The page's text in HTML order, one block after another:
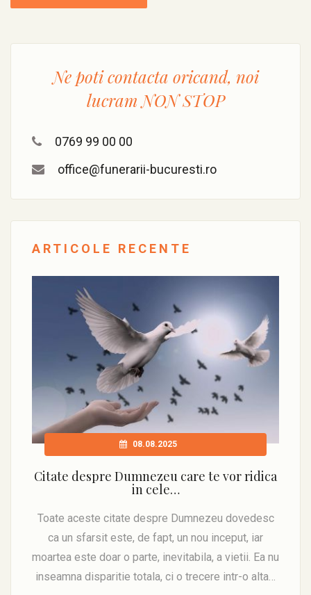
Ne poti contacta oricand, noi
lucramNON STOP
0769 99 00 00
office@funerarii-bucuresti.ro
ARTICOLE RECENTE
08.08.2025
Citate despre Dumnezeu care te vor ridica
in cele…
Toate aceste citate despre Dumnezeu dovedesc
ca un sfarsit este, de fapt, un nou inceput, iar
moartea este doar o parte, inevitabila, a vietii. Ea nu
inseamna disparitie totala, ci o trecere intr-o alta…